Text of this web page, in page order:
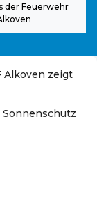
der Feuerwehr
Alkoven zeigt